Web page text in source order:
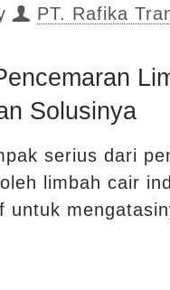
PT. Rafika
Solusinya
serius dari
limbah cair
untuk